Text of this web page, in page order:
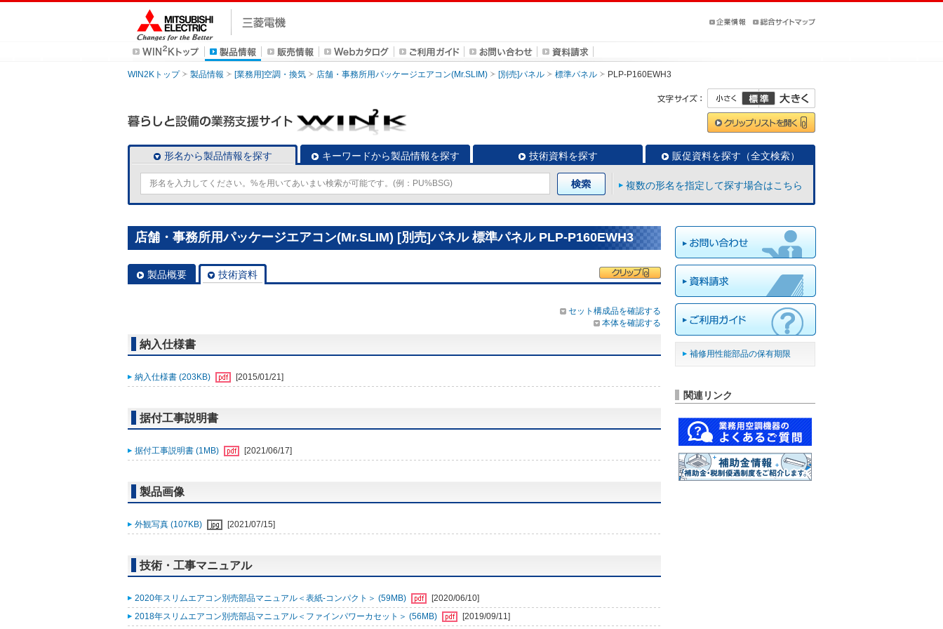
WIN2Kトップ 製品情報 [業務用]空調・換気 店舗・事務所用パッケージエアコン(Mr.SLIM) [別売]パネル 標準パネル PLP-P160EWH3
形名から製品情報を探す キーワードから製品情報を探す 技術資料を探す 販促資料を探す（全文検索）
複数の形名を指定して探す場合はこちら
店舗・事務所用パッケージエアコン(Mr.SLIM) [別売]パネル 標準パネル PLP-P160EWH3
製品概要 技術資料
セット構成品を確認する
本体を確認する
納入仕様書
納入仕様書 (203KB) [2015/01/21]
据付工事説明書
据付工事説明書 (1MB) [2021/06/17]
製品画像
外観写真 (107KB) [2021/07/15]
技術・工事マニュアル
2020年スリムエアコン別売部品マニュアル＜表紙-コンパクト＞ (59MB)
[2020/06/10]
2018年スリムエアコン別売部品マニュアル＜ファインパワーカセット＞ (56MB)
[2019/09/11]
補修用性能部品の保有期限
関連リンク